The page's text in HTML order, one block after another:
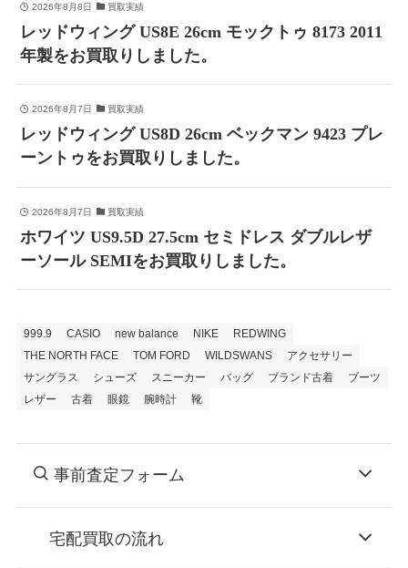
2026年8月8日 買取実績
レッドウィング US8E 26cm モックトゥ 8173 2011
年製をお買取りしました。
2026年8月7日 買取実績
レッドウィング US8D 26cm ベックマン 9423 プレ
ーントゥをお買取りしました。
2026年8月7日 買取実績
ホワイツ US9.5D 27.5cm セミドレス ダブルレザ
ーソール SEMIをお買取りしました。
999.9 CASIO new balance NIKE
REDWING
THE NORTH FACE
TOM FORD WILDSWANS
アクセサリー
サングラス
シューズ スニーカー バッグ ブランド古着
ブーツ
レザー
古着 眼鏡 腕時計 靴
事前査定フォーム
宅配買取の流れ